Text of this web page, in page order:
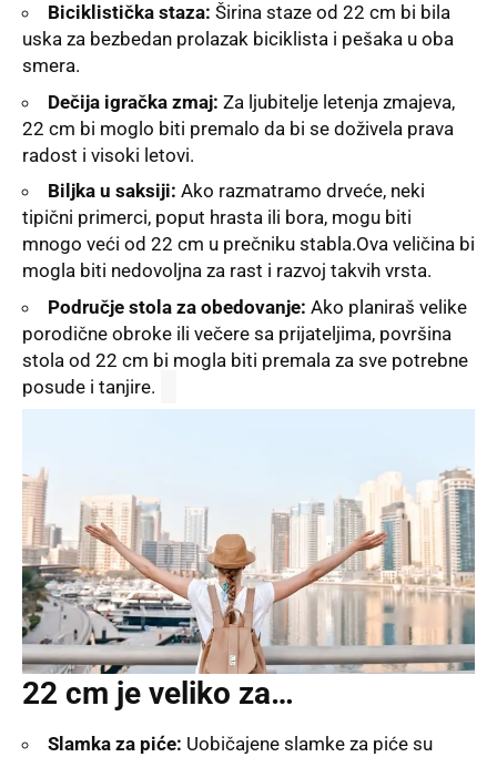
Biciklistička staza: Širina staze od 22 cm bi bila
uska za bezbedan prolazak biciklista i pešaka u oba
smera.
Dečija igračka zmaj: Za ljubitelje letenja zmajeva,
22 cm bi moglo biti premalo da bi se doživela prava
radost i visoki letovi.
Biljka u saksiji: Ako razmatramo drveće, neki
tipični primerci, poput hrasta ili bora, mogu biti
mnogo veći od 22 cm u prečniku stabla.Ova veličina bi
mogla biti nedovoljna za rast i razvoj takvih vrsta.
Područje stola za obedovanje: Ako planiraš velike
porodične obroke ili večere sa prijateljima, površina
stola od 22 cm bi mogla biti premala za sve potrebne
posude i tanjire.
22 cm je veliko za…
Slamka za piće: Uobičajene slamke za piće su